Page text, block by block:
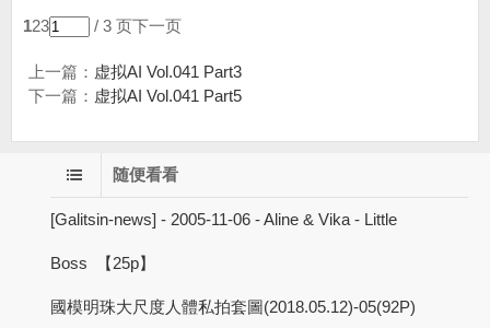
123 / 3 页下一页
上一篇： 虚拟AI Vol.041 Part3
下一篇： 虚拟AI Vol.041 Part5
随便看看
[Galitsin-news] - 2005-11-06 - Aline & Vika - Little
Boss 【25p】
國模明珠大尺度人體私拍套圖(2018.05.12)-05(92P)